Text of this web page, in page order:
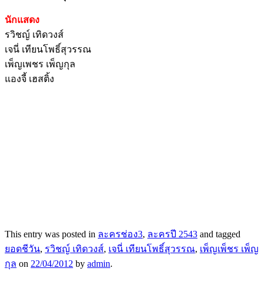
นักแสดง
รวิชญ์ เทิดวงส์
เจนี่ เทียนโพธิ์สุวรรณ
เพ็ญเพชร เพ็ญกุล
แองจี้ เฮสติ้ง
This entry was posted in ละครช่อง3, ละครปี 2543 and tagged
ยอดชีวัน, รวิชญ์ เทิดวงส์, เจนี่ เทียนโพธิ์สุวรรณ, เพ็ญเพ็ชร เพ็ญ
กุล on 22/04/2012 by admin.